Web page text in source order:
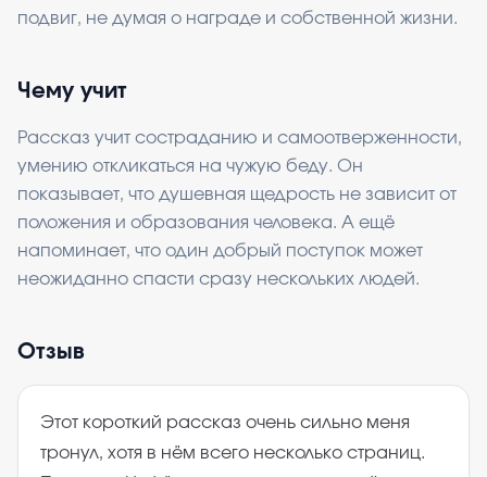
подвиг, не думая о награде и собственной жизни.
Чему учит
Рассказ учит состраданию и самоотверженности,
умению откликаться на чужую беду. Он
показывает, что душевная щедрость не зависит от
положения и образования человека. А ещё
напоминает, что один добрый поступок может
неожиданно спасти сразу нескольких людей.
Отзыв
Этот короткий рассказ очень сильно меня
тронул, хотя в нём всего несколько страниц.